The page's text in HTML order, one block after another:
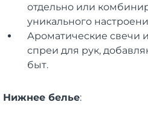
отдельно или
уникального
Ароматические
спреи для рук,
быт.
Нижнее белье: